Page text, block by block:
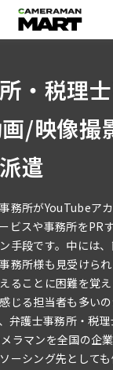
・税理
/映像撮
遣
務所がYouTubeア
ビスや事務所をPR
手段です。中には
務所様も見受けら
ることに困難を覚
じる担当者も多いの
弁護士事務所・税理
ラマンを全国の企
ーシング先として